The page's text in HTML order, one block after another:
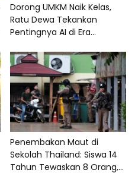
Dorong UMKM Naik Kelas,
Ratu Dewa Tekankan
Pentingnya AI di Era...
Penembakan Maut di
Sekolah Thailand: Siswa 14
Tahun Tewaskan 8 Orang,...